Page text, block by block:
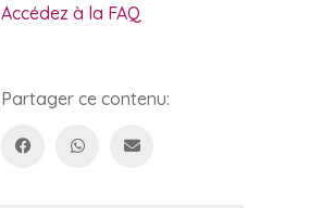
Accédez à la FAQ
Partager ce contenu: